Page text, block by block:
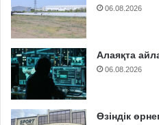
06.08.2026
Алаяқта
06.08.2026
Өзіндік